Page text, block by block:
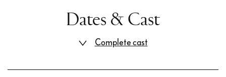
Dates & Cast
Complete cast